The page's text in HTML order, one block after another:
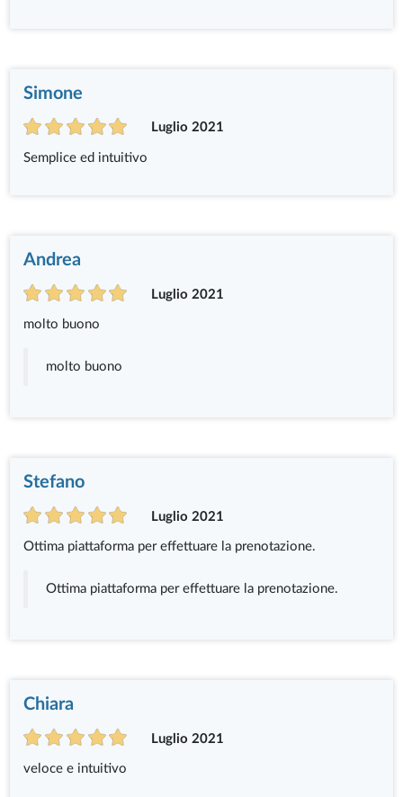
Simone
Luglio 2021
Semplice ed intuitivo
Andrea
Luglio 2021
molto buono
molto buono
Stefano
Luglio 2021
Ottima piattaforma per effettuare la prenotazione.
Ottima piattaforma per effettuare la prenotazione.
Chiara
Luglio 2021
veloce e intuitivo